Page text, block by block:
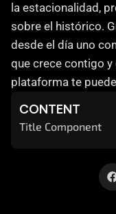
la estacionalidad,
sobre el histórico.
desde el día uno
que crece contigo y
plataforma te
CONTENT
Title Component